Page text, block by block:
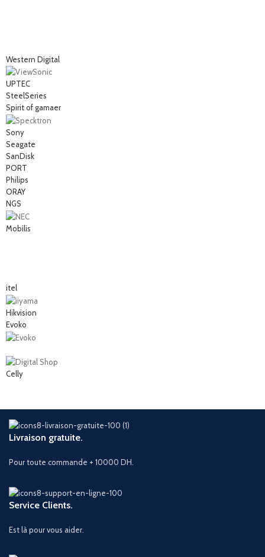
Western Digital
UPTEC
SteelSeries
Spirit of gamaer
Sony
Seagate
SanDisk
PORT
Philips
ORAY
NGS
Mobilis
itel
Hikvision
Evoko
Celly
Livraison gratuite.
Pour toute commande + 10000 DH.
Service Clients.
Est là pour vous aider.